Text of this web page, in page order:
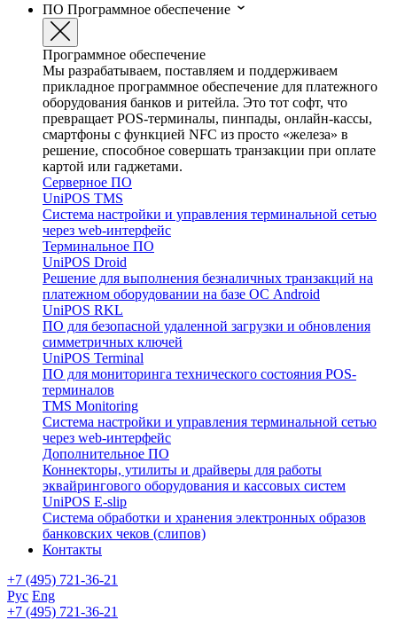
ПО Программное обеспечение
Программное обеспечение
Мы разрабатываем, поставляем и поддерживаем
прикладное программное обеспечение для платежного
оборудования банков и ритейла. Это тот софт, что
превращает POS-терминалы, пинпады, онлайн-кассы,
смартфоны с функцией NFC из просто «железа» в
решение, способное совершать транзакции при оплате
картой или гаджетами.
Серверное ПО
UniPOS TMS
Система настройки и управления терминальной сетью
через web-интерфейс
Терминальное ПО
UniPOS Droid
Решение для выполнения безналичных транзакций на
платежном оборудовании на базе ОС Android
UniPOS RKL
ПО для безопасной удаленной загрузки и обновления
симметричных ключей
UniPOS Terminal
ПО для мониторинга технического состояния POS-
терминалов
TMS Monitoring
Система настройки и управления терминальной сетью
через web-интерфейс
Дополнительное ПО
Коннекторы, утилиты и драйверы для работы
эквайрингового оборудования и кассовых систем
UniPOS E-slip
Система обработки и хранения электронных образов
банковских чеков (слипов)
Контакты
+7 (495) 721-36-21
Рус Eng
+7 (495) 721-36-21